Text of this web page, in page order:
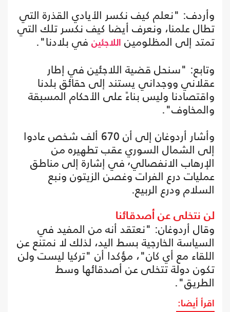
وأردف: "نعلم كيف نكسر الأيادي القذرة التي
تطال علمنا، ونعرف أيضا كيف نكسر تلك التي
تمتد إلى المظلومين اللاجئين في بلادنا".
وتابع: "سنحل قضية اللاجئين في إطار
عقلاني ووجداني يستند إلى حقائق بلدنا
واقتصادنا وليس بناءً على الأحكام المسبقة
والمخاوف".
وأشار أردوغان إلى أن 670 ألف شخص عادوا
إلى الشمال السوري عقب تطهيره من
الإرهاب الانفصالي٬ في إشارة إلى مناطق
عمليات درع الفرات وغصن الزيتون ونبع
السلام ودرع الربيع.
لن نتخلى عن أصدقائنا
وقال أردوغان: "نعتقد أنه من المفيد في
السياسة الخارجية بسط اليد، لذلك لا نمتنع عن
اللقاء مع أي كان"، مؤكدا أن "تركيا ليست ولن
تكون دولة تتخلى عن أصدقائها وسط
الطريق".
اقرأ أيضا: